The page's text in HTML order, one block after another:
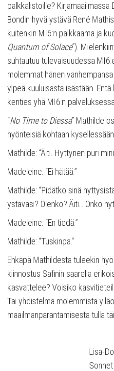
palkkalistoille?
Bondin hyvä ystävä René
kuitenkin MI6:n palkkaama ja
Quantum of Solace“).
suhtautuu tulevaisuudessa
molemmat hänen
ylpeä kuuluisasta isästään. Entä
kenties yhä MI6:n
“No Time to Diessa” Mathilde
hyönteisiä kohtaan
Mathilde: “Äiti. Hyttynen puri
Madeleine: “Ei hätää.”
Mathilde: “Pidätkö sinä
ystäväsi? Olenko? Äiti… Onko
Madeleine: “En tiedä.”
Mathilde: “Tuskinpa.”
Ehkäpä Mathildesta tuleekin
kiinnostus Safinin saarella
kasvattelee? Voisiko
Tai yhdistelmä molemmista
maailmanparantamisesta tulla
Lisa-
Sonnet